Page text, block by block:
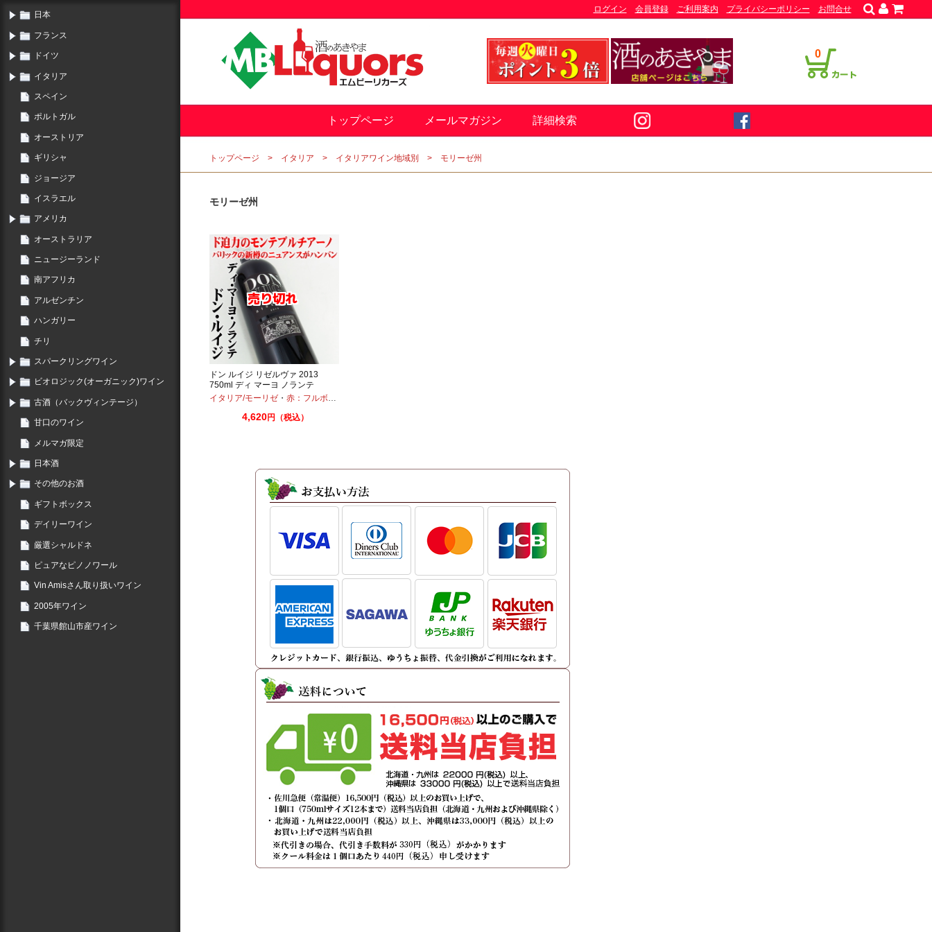
日本
フランス
ドイツ
イタリア
スペイン
ポルトガル
オーストリア
ギリシャ
ジョージア
イスラエル
アメリカ
オーストラリア
ニュージーランド
南アフリカ
アルゼンチン
ハンガリー
チリ
スパークリングワイン
ビオロジック(オーガニック)ワイン
古酒（バックヴィンテージ）
甘口のワイン
メルマガ限定
日本酒
その他のお酒
ギフトボックス
デイリーワイン
厳選シャルドネ
ピュアなピノノワール
Vin Amisさん取り扱いワイン
2005年ワイン
千葉県館山市産ワイン
0
ログイン 会員登録 ご利用案内 プライバシーポリシー お問合せ
トップページ メールマガジン 詳細検索
トップページ イタリア イタリアワイン地域別 モリーゼ州
モリーゼ州
ドン ルイジ リゼルヴァ 2013
750ml ディ マーヨ ノランテ
イタリア/モーリゼ・ 赤：フルボディ
4,620円（税込）